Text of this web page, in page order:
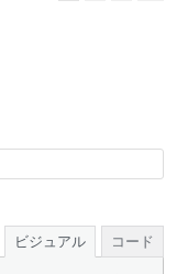
ビジュアル コード